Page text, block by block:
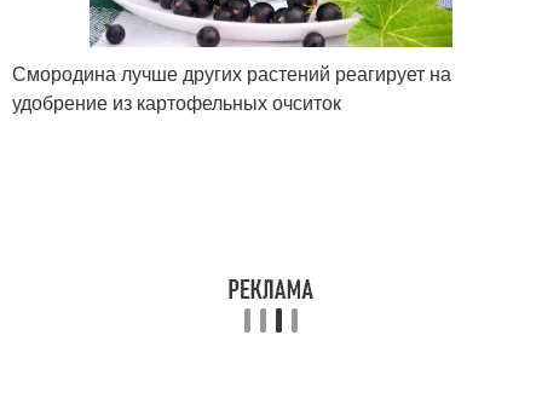
Смородина лучше других растений реагирует на
удобрение из картофельных очситок